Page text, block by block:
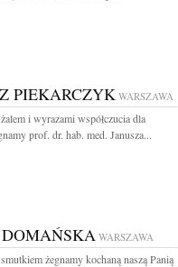
PIEKARCZYK WARSZAWA
i wyrazami współczucia dla
prof. dr. hab. med. Janusza...
WARSZAWA
żegnamy kochaną naszą Panią